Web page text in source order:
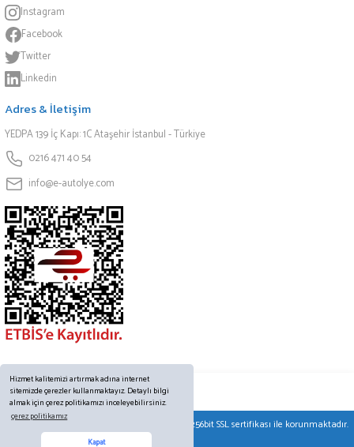
Hizmet kalitemizi artırmak adına internet
sitemizde çerezler kullanmaktayız. Detaylı bilgi
almak için çerez politikamızı inceleyebilirsiniz.
çerez politikamız
Kapat
Online Destek
Instagram
Facebook
Twitter
Linkedin
Adres & İletişim
YEDPA 139 İç Kapı: 1C Ataşehir İstanbul - Türkiye
0216 471 40 54
info@e-autolye.com
© Tüm hakları saklıdır. Kredi kartı bilgileriniz 256bit SSL sertifikası ile korunmaktadır.